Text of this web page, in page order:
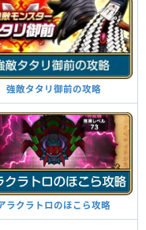
強敵タタリ御前の攻略
ラクラトロのほこら攻略